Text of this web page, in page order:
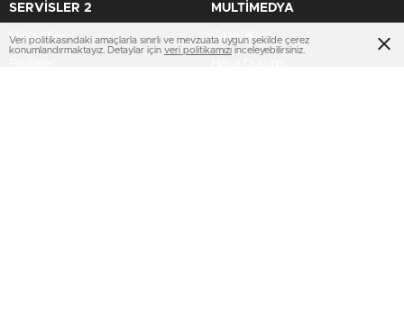
SERVİSLER 2
Manşetler
MULTİMEDYA
Gazeteler
Veri politikasındaki amaçlarla sınırlı ve mevzuata uygun şekilde çerez
konumlandırmaktayız. Detaylar için veri politikamızı inceleyebilirsiniz.